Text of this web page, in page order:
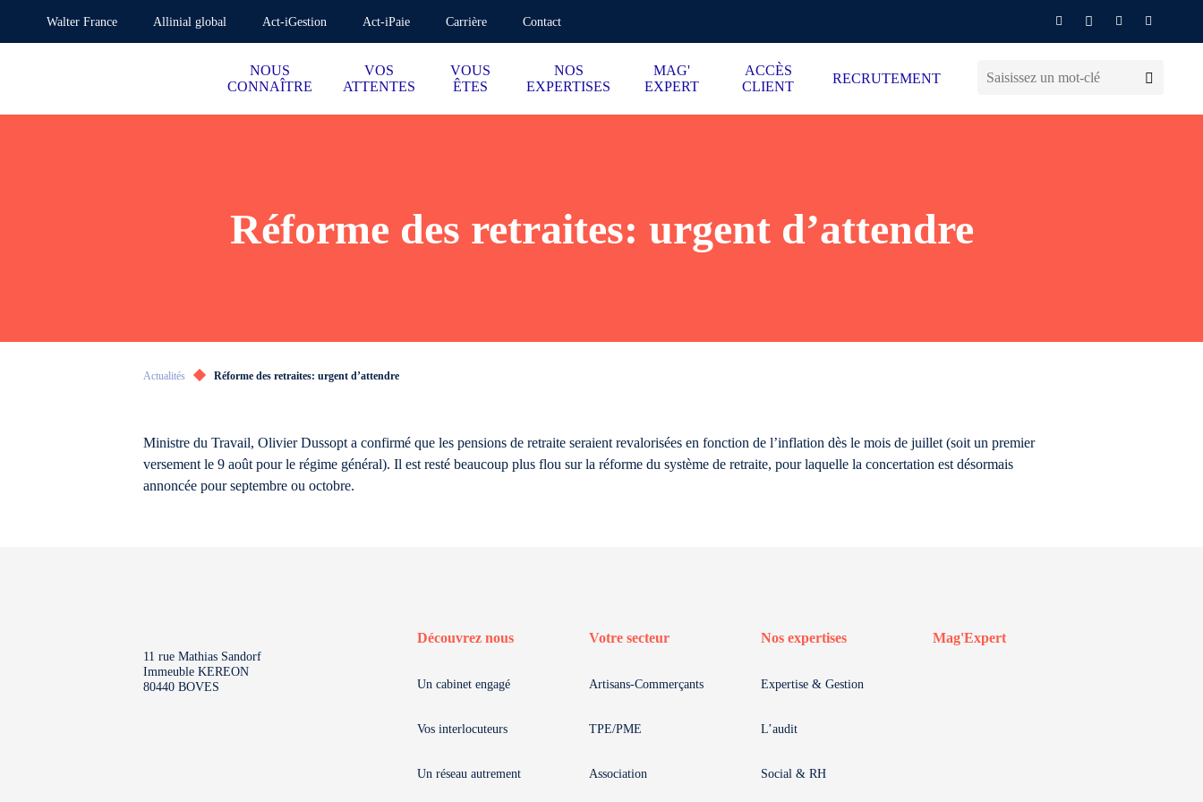
Walter France Allinial global Act-iGestion Act-iPaie Carrière Contact
NOUS
CONNAÎTRE
VOS
ATTENTES
VOUS
ÊTES
NOS
EXPERTISES
MAG'
EXPERT
ACCÈS
CLIENT
RECRUTEMENT
Réforme des retraites: urgent d’attendre
Actualités Réforme des retraites: urgent d’attendre
Ministre du Travail, Olivier Dussopt a confirmé que les pensions de retraite seraient revalorisées en fonction de l’inflation dès le mois de juillet (soit un premier
versement le 9 août pour le régime général). Il est resté beaucoup plus flou sur la réforme du système de retraite, pour laquelle la concertation est désormais
annoncée pour septembre ou octobre.
11 rue Mathias Sandorf
Immeuble KEREON
80440 BOVES
Découvrez nous
Un cabinet engagé
Vos interlocuteurs
Un réseau autrement
Votre secteur
Artisans-Commerçants
TPE/PME
Association
Nos expertises
Expertise & Gestion
L’audit
Social & RH
Mag'Expert